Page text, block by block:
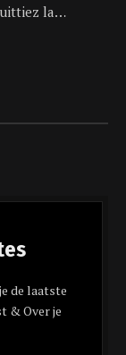
la…
de laatste
& Over je